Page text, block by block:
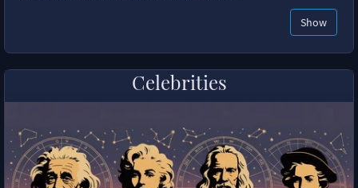
Show
Celebrities